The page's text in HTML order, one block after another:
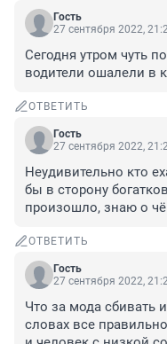
Гость
27 сентября 2022,
Сегодня утром чуть
водители ошалели в
ОТВЕТИТЬ
Гость
27 сентября 2022,
Неудивительно кто
бы в сторону
произошло, знаю о
ОТВЕТИТЬ
Гость
27 сентября 2022,
Что за мода сбивать
словах все